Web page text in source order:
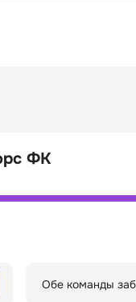
ФК
Обе команды